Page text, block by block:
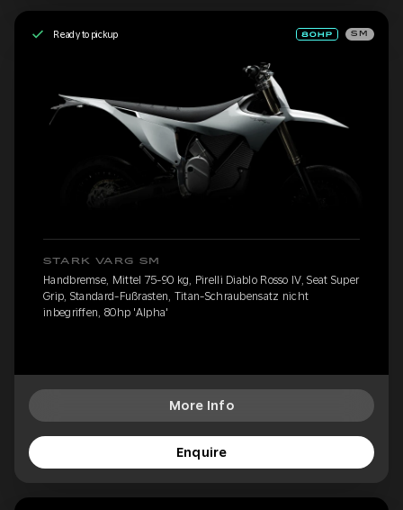
Ready to pickup SM
STARK VARG SM
Handbremse, Mittel 75-90 kg, Pirelli Diablo Rosso IV, Seat Super
Grip, Standard-Fußrasten, Titan-Schraubensatz nicht
inbegriffen, 80hp 'Alpha'
More Info
Enquire